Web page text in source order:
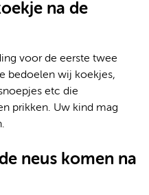
na de
voor de eerste twee
bedoelen wij koekjes,
etc die
prikken. Uw kind mag
neus komen na